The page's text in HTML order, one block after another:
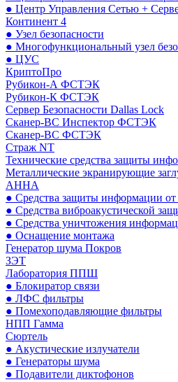
● Центр Управления Сетью +
Континент 4
● Узел безопасности
● Многофункциональный узел
● ЦУС
КриптоПро
Рубикон-А ФСТЭК
Рубикон-К ФСТЭК
Сервер Безопасности Dallas Lock
Сканер-ВС Инспектор ФСТЭК
Сканер-ВС ФСТЭК
Страж NT
Технические средства защиты
Металлические экранирующие
АННА
● Средства защиты информации
● Средства виброакустической
● Средства уничтожения
● Оснащение монтажа
Генератор шума Покров
ЗЭТ
Лаборатория ППШ
● Блокиратор связи
● ЛФС фильтры
● Помехоподавляющие фильтры
НПП Гамма
Сюртель
● Акустические излучатели
● Генераторы шума
● Подавители диктофонов